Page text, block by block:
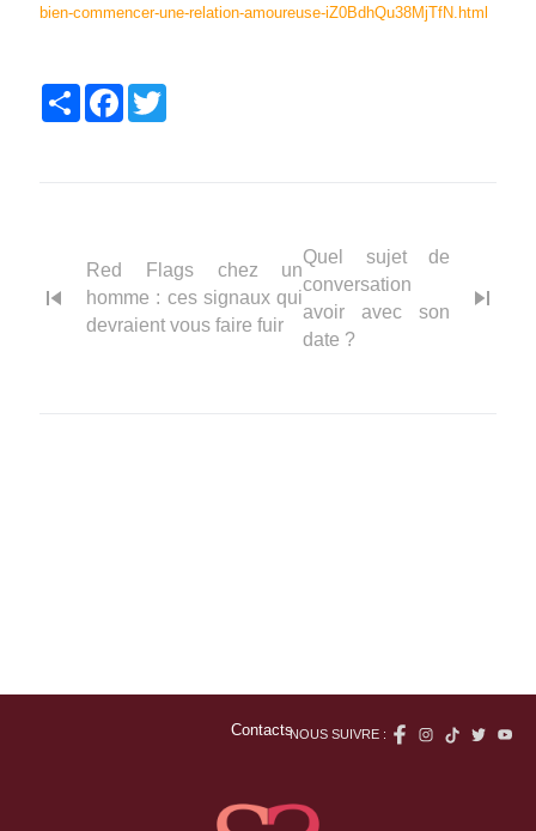
bien-commencer-une-relation-amoureuse-iZ0BdhQu38MjTfN.html
PartagerFacebook
skip_previous
Red Flags chez un
homme : ces signaux qui
devraient vous faire fuir
Quel sujet de
conversation
avoir avec son
date ?
skip_next
ContactsNOUS SUIVRE :